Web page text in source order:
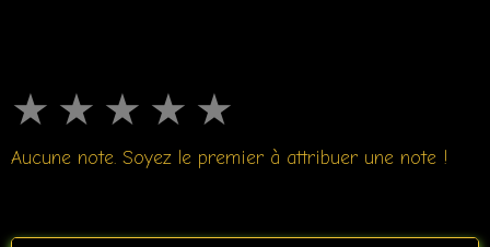
★ ★ ★ ★ ★
Aucune note. Soyez le premier à attribuer une note !